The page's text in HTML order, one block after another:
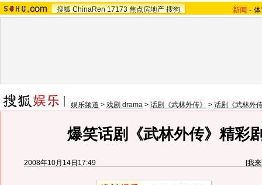
搜狐 ChinaRen 17173 焦点房地产 搜狗 新闻 -
娱乐频道 > 戏剧 drama > 话剧《武林外传》 > 话剧《武林外
爆笑话剧《武林外传》精彩
2008年10月14日17:49 [我